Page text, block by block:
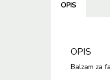
OPIS
OPIS
Balzam za